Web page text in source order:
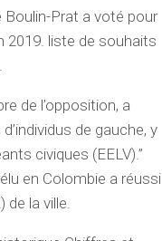
Boulin-Prat a voté pour
2019. liste de souhaits
de l’opposition, a
de gauche, y
civiques (EELV).”
en Colombie a réussi
de la ville.